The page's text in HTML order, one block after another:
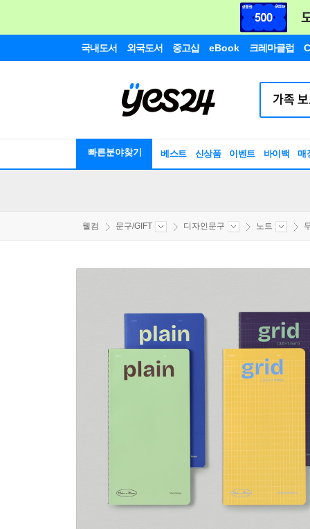
국내도서 외국도서 중고샵 eBook 크레마클럽
빠른분야찾기 베스트 신상품 이벤트 바이백 매
웰컴 문구/GIFT 디자인문구 노트